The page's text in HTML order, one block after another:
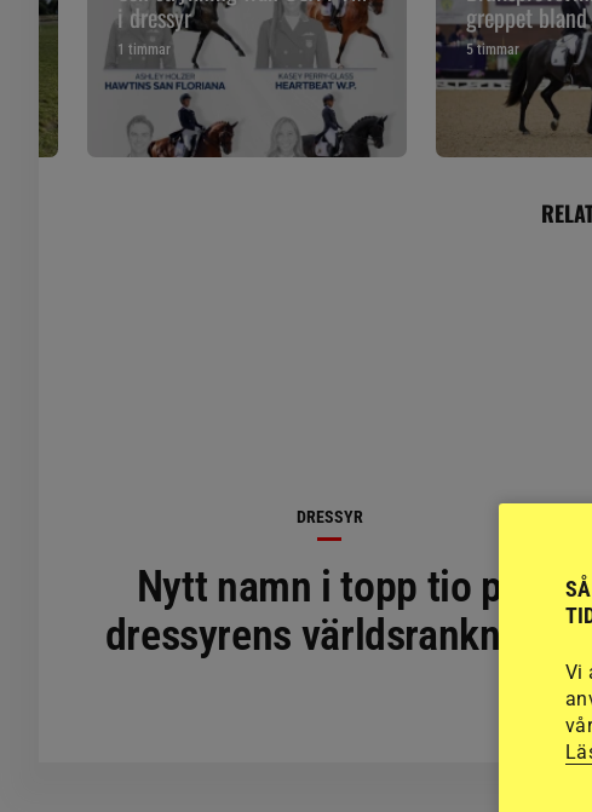
i dressyr
1 timmar
greppet
5 timmar
DRESSYR
Nytt namn i topp tio på
dressyrens världsrankning
Vi